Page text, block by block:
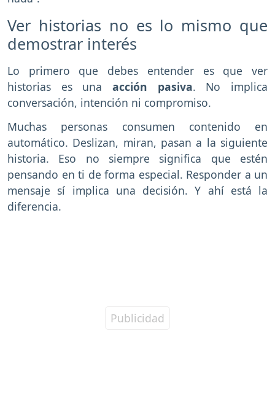
Ver historias no es lo mismo que
demostrar interés
Lo primero que debes entender es que ver
historias es una acción pasiva. No implica
conversación, intención ni compromiso.
Muchas personas consumen contenido en
automático. Deslizan, miran, pasan a la siguiente
historia. Eso no siempre significa que estén
pensando en ti de forma especial. Responder a un
mensaje sí implica una decisión. Y ahí está la
diferencia.